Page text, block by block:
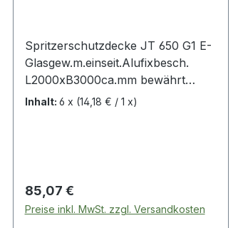
Spritzerschutzdecke JT 650 G1 E-
Glasgew.m.einseit.Alufixbesch.
L2000xB3000ca.mm bewährt
gegen Funkenflug,
belastbar, abriebfest · beste
Wärmedämmwerte · schnitt-,
schiebe- und scheuerfest · GS
Inhalt: 6 x (14,18 € / 1 x)
Regulärer Preis:
85,07 €
Preise inkl. MwSt. zzgl. Versandkosten